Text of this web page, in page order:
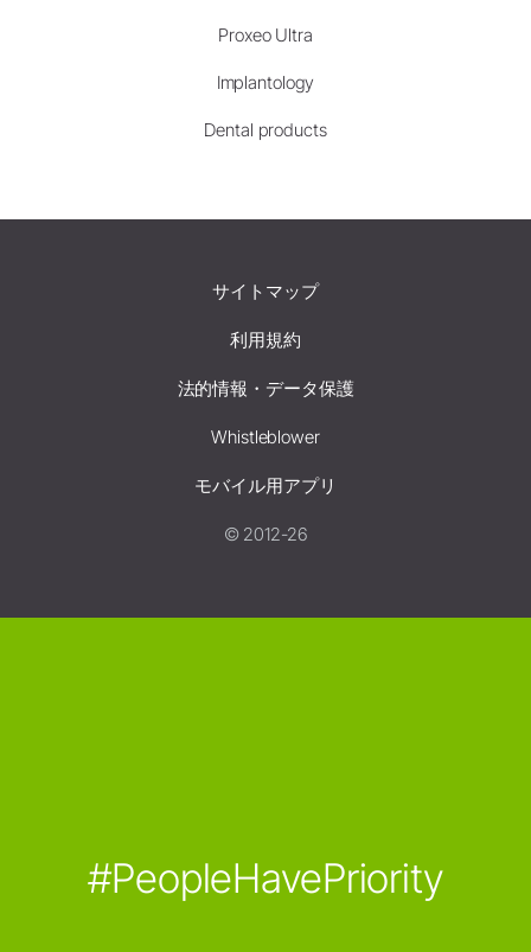
Proxeo Ultra
Implantology
Dental products
サイトマップ
利用規約
法的情報・データ保護
Whistleblower
モバイル用アプリ
© 2012-26
#PeopleHavePriority